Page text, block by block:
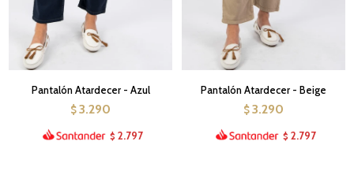
Pantalón Atardecer - Azul
$ 3.290
$ 2.797
Pantalón Atardecer - Beige
$ 3.290
$ 2.797